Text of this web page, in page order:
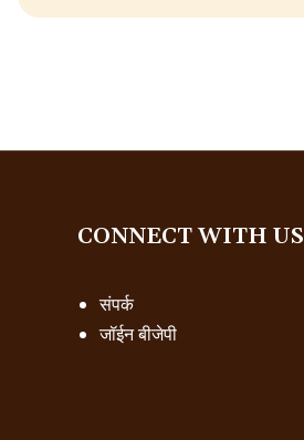
CONNECT WITH US
संपर्क
जॉईन बीजेपी